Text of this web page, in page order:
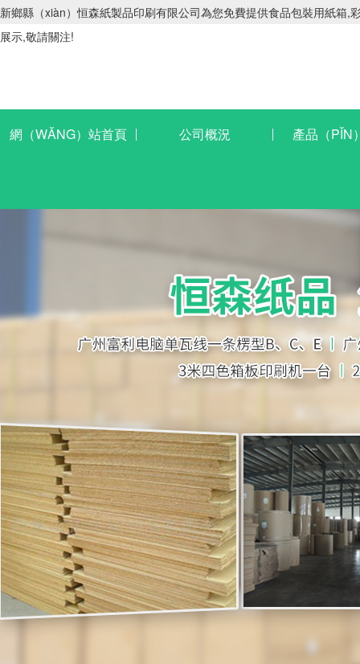
新鄉縣（xiàn）恒森紙製品印刷有限公司為您免費提供食品包裝用紙箱
展示,敬請關注!
網（WǍNG）站首頁 公司概況 產品（PǏN